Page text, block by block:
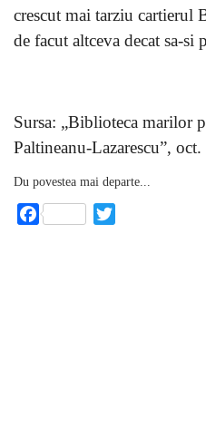
crescut mai tarziu cartierul
de facut altceva decat sa-si
Sursa: „Biblioteca marilor
Paltineanu-Lazarescu”,
Du povestea mai departe...
Facebook